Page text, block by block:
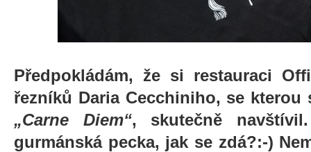
Předpokládám, že si restauraci
řezníků Daria Cecchiniho, se
„Carne Diem“, skutečně
gurmánská pecka, jak se zdá?:-)